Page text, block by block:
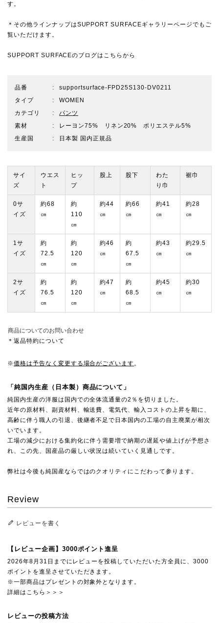
す。
＊その他ラインナップはSUPPORT SURFACEギャラリーページでもご
覧いただけます。
SUPPORT SURFACEのブログは こちらから
品番
supportsurface-FPD25S130-DV0211
タイプ
WOMEN
カテゴリ
パンツ
素材
レーヨン75% リネン20% ポリエステル5%
生産国
日本製 国内正規品
サイ
ズ
ウエス
ト
ヒッ
プ
股上 股下
わた
り巾
裾巾
0サ
イズ
約68
㎝
約
110
㎝
約44
㎝
約66
㎝
約41
㎝
約28
㎝
1サ
イズ
約
72.5
㎝
約
120
㎝
約46
㎝
約
67.5
㎝
約43
㎝
約29.5
㎝
2サ
イズ
約
76.5
㎝
約
120
㎝
約47
㎝
約
68.5
㎝
約45
㎝
約30
㎝
商品についてのお問い合わせ
＊返品特約について
※価格は予告なく変更する場合がございます。
「純国内生産（日本製）商品について」
純国内生産の洋服は国内での全体流通量の2％を切りました。
近年の原材料、副資材料、輸送費、電気代、輸入コストの上昇を期に、
高齢に伴う職人の引退、後継者不足で日本国内の工場の自主廃業が相次
いでいます。
工場の減少における集約化に伴う需要増で納期の遅延や値上げが予想さ
れ、この先、国産品の厳しい状況は続いていく見通しです。
弊社は今後も純国産ならではのクオリティにこだわって参ります。
Review
レビューを書く
【レビュー企画】3000ポイント進呈
2026年8月31日までにレビューを投稿していただいた方全員に、3000
ポイントを進呈させていただきます。
※一部商品はプレゼントの対象外となります。
詳細はこちら＞＞＞
レビューの投稿方法